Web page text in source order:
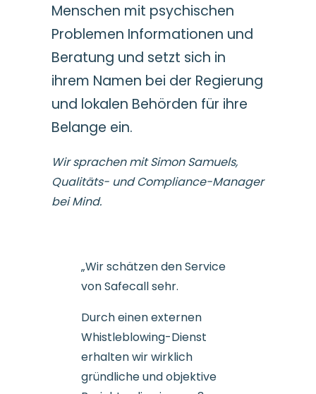
Menschen mit psychischen
Problemen Informationen und
Beratung und setzt sich in
ihrem Namen bei der Regierung
und lokalen Behörden für ihre
Belange ein.
Wir sprachen mit Simon Samuels,
Qualitäts- und Compliance-Manager
bei Mind.
„Wir schätzen den Service
von Safecall sehr.
Durch einen externen
Whistleblowing-Dienst
erhalten wir wirklich
gründliche und objektive